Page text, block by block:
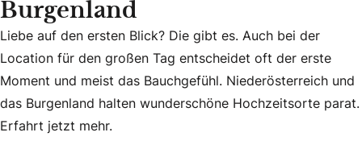
Burgenland
Liebe auf den ersten Blick? Die gibt es. Auch bei der
Liebe auf den ersten Blick? Die gibt es. Auch bei der
Location für den großen Tag entscheidet oft der erste
Moment und meist das Bauchgefühl. Niederösterreich und
das Burgenland halten wunderschöne Hochzeitsorte parat.
Erfahrt jetzt mehr.